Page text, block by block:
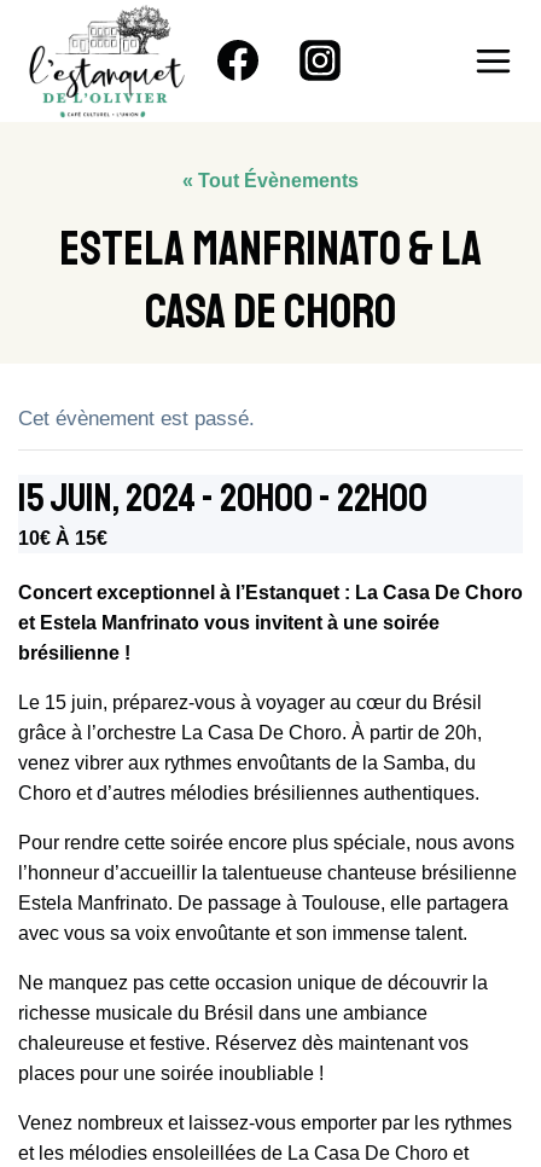
contenu
« Tout Évènements
Estela Manfrinato & La
Casa De Choro
Cet évènement est passé.
15 Juin, 2024 - 20h00- 22h00
10€ À 15€
Concert exceptionnel à l’Estanquet : La Casa De Choro
et Estela Manfrinato vous invitent à une soirée
brésilienne !
Le 15 juin, préparez-vous à voyager au cœur du Brésil
grâce à l’orchestre La Casa De Choro. À partir de 20h,
venez vibrer aux rythmes envoûtants de la Samba, du
Choro et d’autres mélodies brésiliennes authentiques.
Pour rendre cette soirée encore plus spéciale, nous avons
l’honneur d’accueillir la talentueuse chanteuse brésilienne
Estela Manfrinato. De passage à Toulouse, elle partagera
avec vous sa voix envoûtante et son immense talent.
Ne manquez pas cette occasion unique de découvrir la
richesse musicale du Brésil dans une ambiance
chaleureuse et festive. Réservez dès maintenant vos
places pour une soirée inoubliable !
Venez nombreux et laissez-vous emporter par les rythmes
et les mélodies ensoleillées de La Casa De Choro et